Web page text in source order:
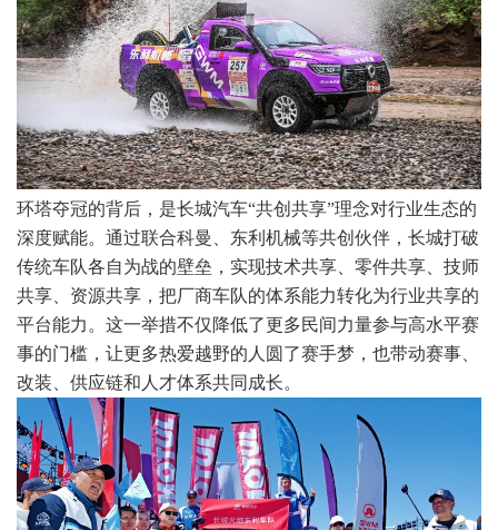
环塔夺冠的背后，是长城汽车“共创共享”理念对行业生态的
深度赋能。通过联合科曼、东利机械等共创伙伴，长城打破
传统车队各自为战的壁垒，实现技术共享、零件共享、技师
共享、资源共享，把厂商车队的体系能力转化为行业共享的
平台能力。这一举措不仅降低了更多民间力量参与高水平赛
事的门槛，让更多热爱越野的人圆了赛手梦，也带动赛事、
改装、供应链和人才体系共同成长。